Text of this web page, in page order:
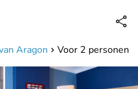
Disponible jusqu'à 23:00 heures
Aragon Voor 2 personen: